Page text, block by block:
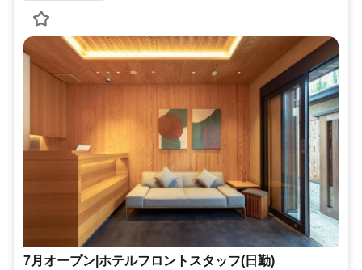
7月オープン|ホテルフロントスタッフ(日勤)